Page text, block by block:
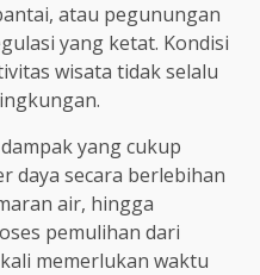
atau pegunungan
yang ketat. Kondisi
wisata tidak selalu
yang cukup
daya secara berlebihan
air, hingga
pemulihan dari
memerlukan waktu